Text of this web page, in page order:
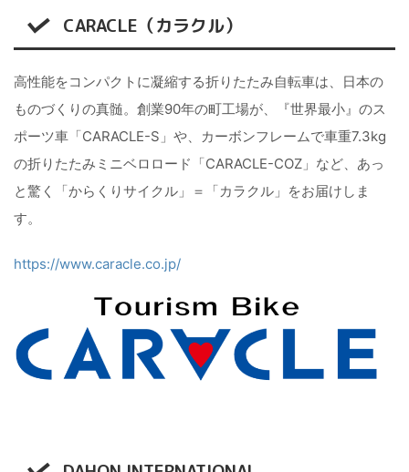
CARACLE（カラクル）
高性能をコンパクトに凝縮する折りたたみ自転車は、日本の
ものづくりの真髄。創業90年の町工場が、『世界最小』のス
ポーツ車「CARACLE-S」や、カーボンフレームで車重7.3kg
の折りたたみミニベロロード「CARACLE-COZ」など、あっ
と驚く「からくりサイクル」＝「カラクル」をお届けしま
す。
https://www.caracle.co.jp/